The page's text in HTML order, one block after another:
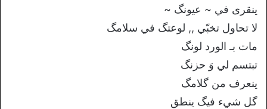
ينقرى في ~ عيونگ ~
لا تحاول تخبّي ,, لوعتگ في سلامگ
مات بـ الورد لونگ
تبتسم لي وَ حزنگ
ينعرف من گلامگ
گل شيء فيگ ينطق